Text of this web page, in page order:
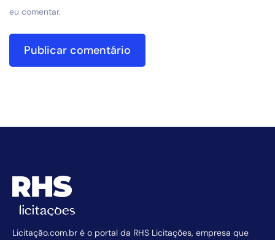
eu comentar.
Licitação.com.br é o portal da RHS Licitações, empresa que